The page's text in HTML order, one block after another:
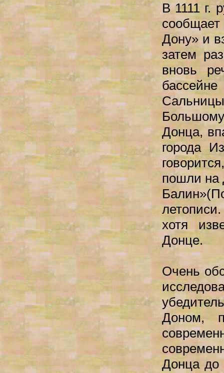
В 1111 г.
Дону» и
затем
вновь
Донца,
города
пошли на
хотя
Донце.
Очень
Доном,
Донца до